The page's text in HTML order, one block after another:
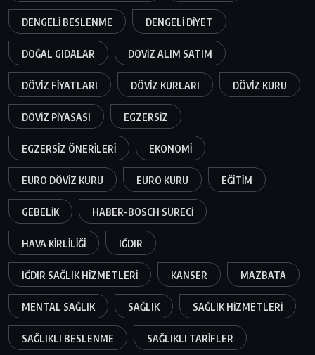
DENGELI BESLENME DENGELI DIYET
DOĞAL GIDALAR DÖVIZ ALIM SATIM
DÖVIZ FIYATLARI DÖVIZ KURLARI DÖVIZ KURU
DÖVIZ PIYASASI EGZERSIZ
EGZERSIZ ÖNERILERI EKONOMI
EURO DÖVIZ KURU EURO KURU EĞITIM
GEBELIK HABER-BOSCH SÜRECI
HAVA KIRLILIĞI IĞDIR
IĞDIR SAĞLIK HIZMETLERI KANSER MAZBATA
MENTAL SAĞLIK SAĞLIK SAĞLIK HIZMETLERI
SAĞLIKLI BESLENME SAĞLIKLI TARIFLER